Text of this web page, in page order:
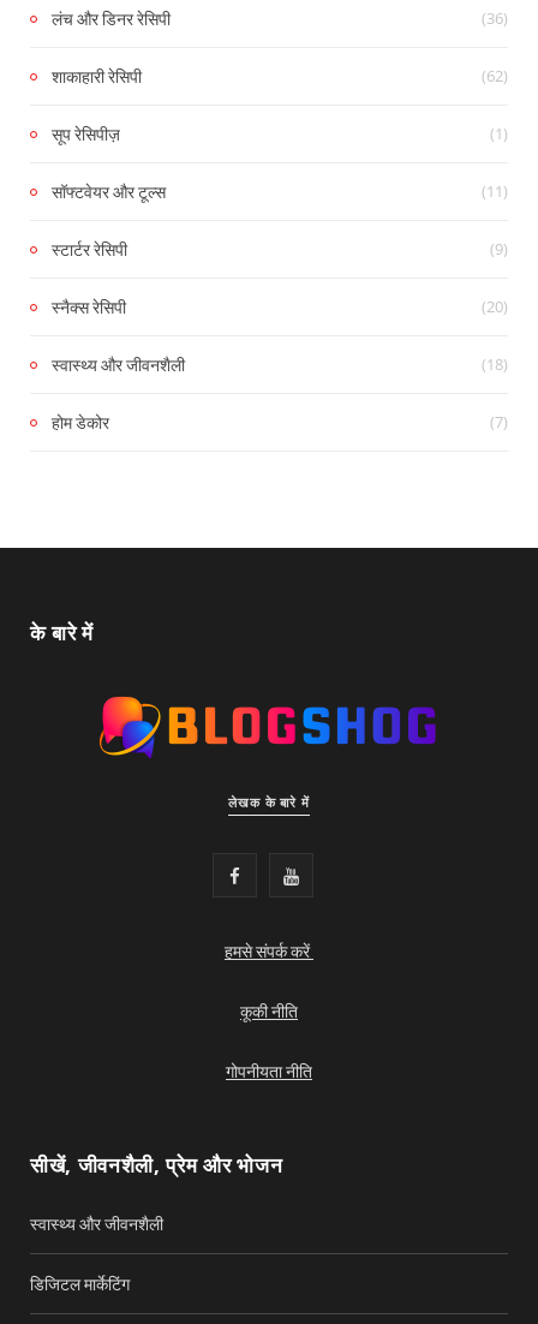
लंच और डिनर रेसिपी (36)
शाकाहारी रेसिपी (62)
सूप रेसिपीज़ (1)
सॉफ्टवेयर और टूल्स (11)
स्टार्टर रेसिपी (9)
स्नैक्स रेसिपी (20)
स्वास्थ्य और जीवनशैली (18)
होम डेकोर (7)
के बारे में
लेखक के बारे में
c
e
Y
u
हमसे संपर्क करें
कूकी नीति
गोपनीयता नीति
सीखें, जीवनशैली, प्रेम और भोजन
स्वास्थ्य और जीवनशैली
डिजिटल मार्केटिंग